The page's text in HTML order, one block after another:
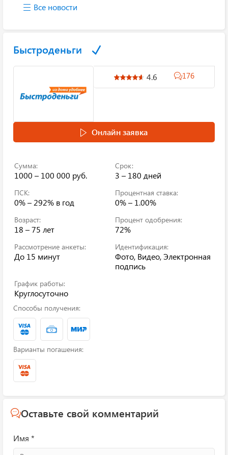
Все новости
Быстроденьги
4.6 176
Онлайн заявка
Сумма:
1000 – 100 000 руб.
Срок:
3 – 180 дней
ПСК:
0% – 292% в год
Процентная ставка:
0% – 1.00%
Возраст:
18 – 75 лет
Процент одобрения:
72%
Рассмотрение анкеты:
До 15 минут
Идентификация:
Фото, Видео, Электронная
подпись
График работы:
Круглосуточно
Способы получения:
Варианты погашения:
Оставьте свой комментарий
Имя *